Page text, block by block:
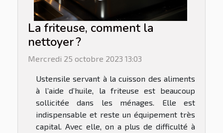
La friteuse, comment la
nettoyer ?
Mercredi 25 octobre 2023 13:03
Ustensile servant à la cuisson des aliments
à l’aide d’huile, la friteuse est beaucoup
sollicitée dans les ménages. Elle est
indispensable et reste un équipement très
capital. Avec elle, on a plus de difficulté à